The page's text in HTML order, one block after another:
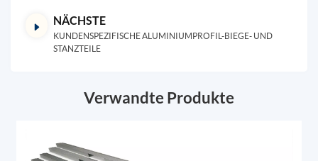
NÄCHSTE
KUNDENSPEZIFISCHE ALUMINIUMPROFIL-BIEGE- UND
STANZTEILE
Verwandte Produkte